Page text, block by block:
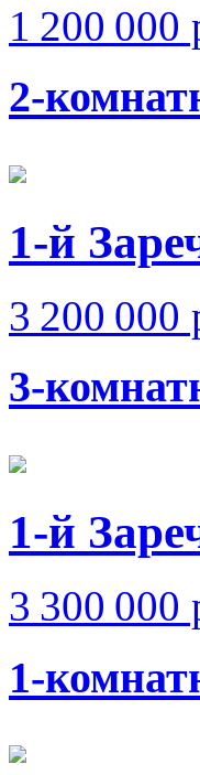
1 200 000
2-
1-й
3 200 000
3-
1-й
3 300 000
1-